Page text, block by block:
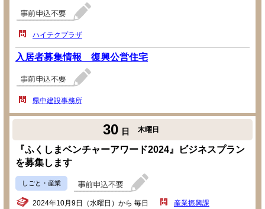
ハイテクプラザ
入居者募集情報 復興公営住宅
県中建設事務所
30 日 木曜日
『ふくしまベンチャーアワード2024』ビジネスプラン
を募集します
しごと・産業
2024年10月9日（水曜日）から 毎日 産業振興課